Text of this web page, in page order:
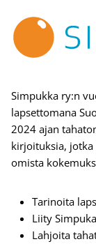
Simpukka ry:n
lapsettomana
2024 ajan
kirjoituksia,
omista
Tarinoita
Liity
Lahjoita